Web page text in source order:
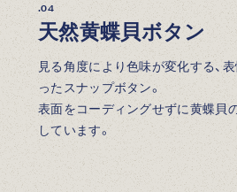
.04
天然黄蝶貝ボタン
見る角度により色味が変化する、
ったスナップボタン。
表面をコーディングせずに黄蝶貝
しています。